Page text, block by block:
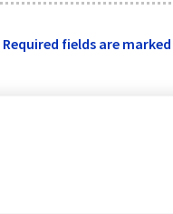
Required fields are marked